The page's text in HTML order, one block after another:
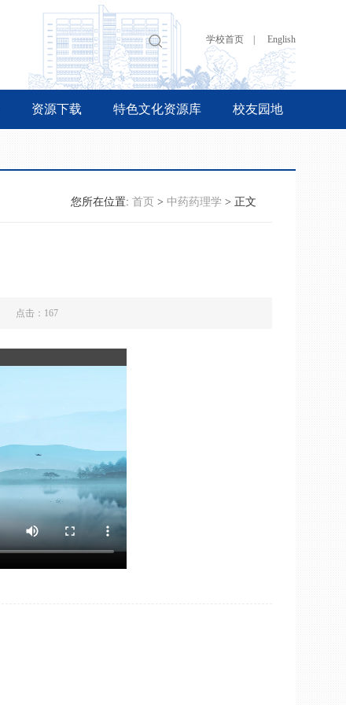
学校首页 | English
资源下载 特色文化资源库 校友园地
您所在位置: 首页 > 中药药理学 > 正文
点击： 167